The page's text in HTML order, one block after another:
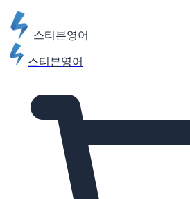
스티븐영어
스티븐영어